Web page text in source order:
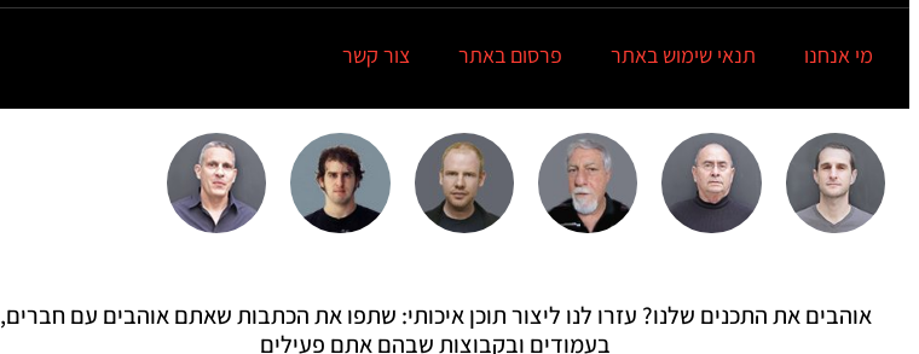
מי אנחנו תנאי שימוש באתר פרסום באתר צור קשר
אוהבים את התכנים שלנו? עזרו לנו ליצור תוכן איכותי: שתפו את הכתבות שאתם אוהבים עם חברים,
בעמודים ובקבוצות שבהם אתם פעילים